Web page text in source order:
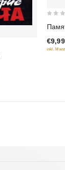
of
5
€9,99
inkl.